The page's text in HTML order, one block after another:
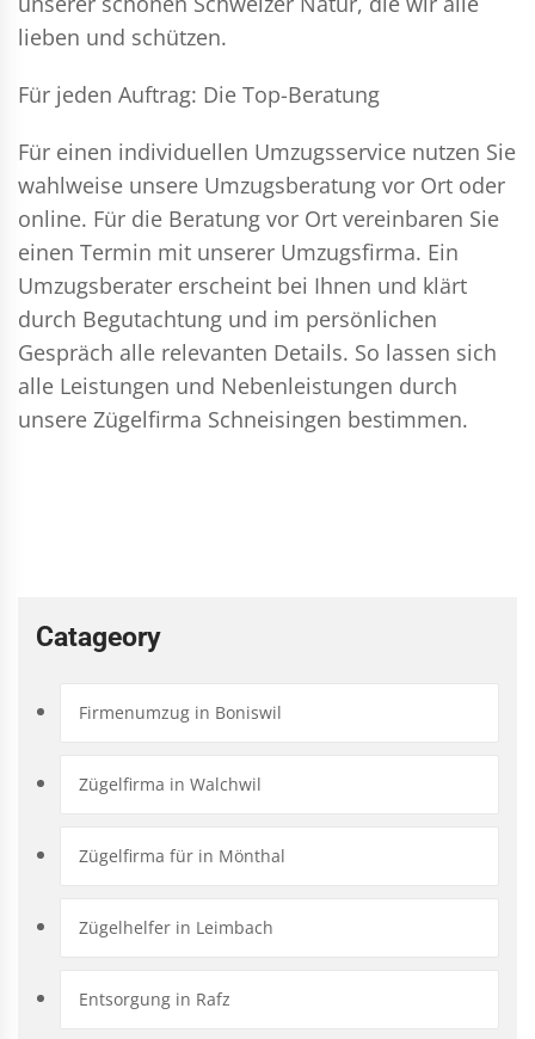
lieben und schützen.
Für jeden Auftrag: Die Top-Beratung
Für einen individuellen Umzugsservice nutzen Sie
wahlweise unsere Umzugsberatung vor Ort oder
online. Für die Beratung vor Ort vereinbaren Sie
einen Termin mit unserer Umzugsfirma. Ein
Umzugsberater erscheint bei Ihnen und klärt
durch Begutachtung und im persönlichen
Gespräch alle relevanten Details. So lassen sich
alle Leistungen und Nebenleistungen durch
unsere Zügelfirma Schneisingen bestimmen.
Catageory
Firmenumzug in Boniswil
Zügelfirma in Walchwil
Zügelfirma für in Mönthal
Zügelhelfer in Leimbach
Entsorgung in Rafz